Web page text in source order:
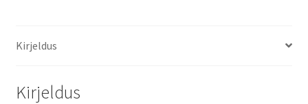
Kirjeldus
Kirjeldus